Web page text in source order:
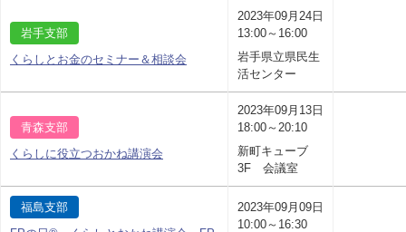
岩手支部
くらしとお金のセミナー＆相談会
2023年09月24日
13:00～16:00
岩手県立県民生
活センター
青森支部
くらしに役立つおかね講演会
2023年09月13日
18:00～20:10
新町キューブ
3F 会議室
福島支部
2023年09月09日
10:00～16:30